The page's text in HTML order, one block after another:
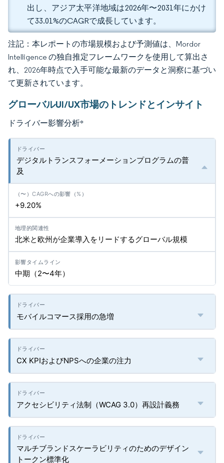
出し、アジア太平洋地域は2026年〜2031年にかけ
て33.01%のCAGRで成長しています。
注記：本レポートの市場規模および予測値は、Mordor
Intelligence の独自推定フレームワークを使用して算出さ
れ、2026年時点で入手可能な最新のデータと洞察に基づい
て更新されています。
グローバルUI/UX市場のトレンドとインサイト
ドライバー影響分析*
デジタルトランスフォーメーションプログラムの普
及
+9.20%
北米と欧州が企業導入をリードするグローバル規模
中期（2〜4年）
モバイルコマース採用の急増
CX KPIおよびNPSへの企業の注力
アクセシビリティ法制（WCAG 3.0）再設計義務
マルチブランドスケーラビリティのためのデザイン
トークン標準化